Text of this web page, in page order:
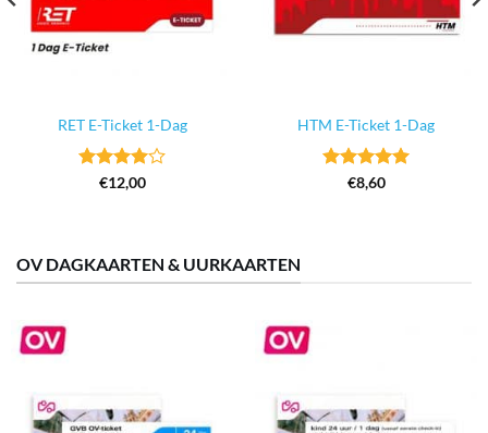
RET E-Ticket 1-Dag
Gewaardeerd
€12,00
HTM E-Ticket 1-Dag
Gewaardeerd
€8,60
OV DAGKAARTEN & UURKAARTEN